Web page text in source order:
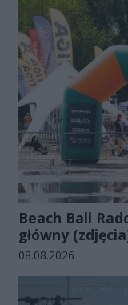
Beach Ball
główny
Data dodania galerii:
08.08.2026